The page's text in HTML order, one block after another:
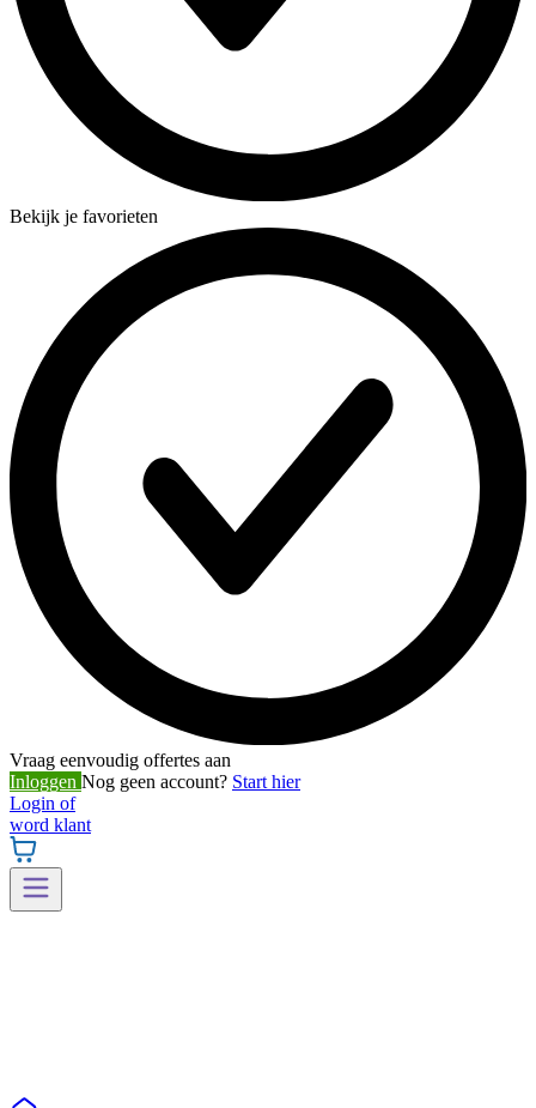
Bekijk je favorieten
Vraag eenvoudig offertes aan
Inloggen Nog geen account? Start hier
Login of
word klant